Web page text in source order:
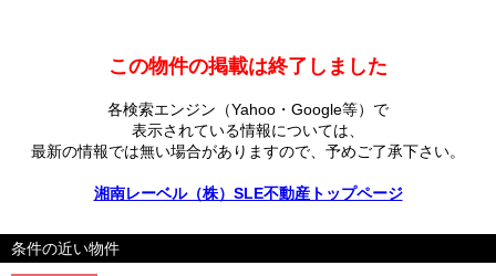
この物件の掲載は終了しました
各検索エンジン（Yahoo・Google等）で
表示されている情報については、
最新の情報では無い場合がありますので、 予めご了承下さい。
湘南レーベル（株）SLE不動産トップページ
条件の近い物件